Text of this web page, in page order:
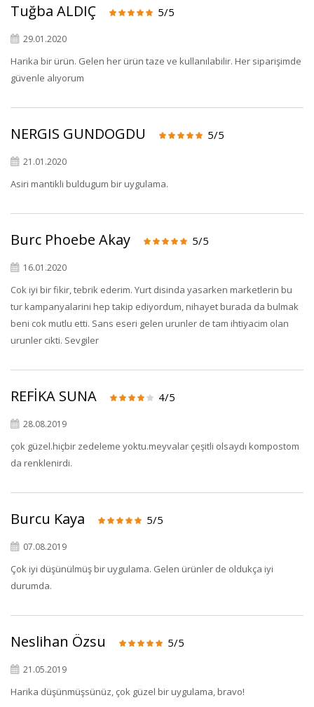
Tuğba ALDIÇ 5/5
29.01.2020
Harika bir ürün. Gelen her ürün taze ve kullanılabilir. Her siparişimde
güvenle alıyorum
NERGIS GUNDOGDU 5/5
21.01.2020
Asiri mantikli buldugum bir uygulama.
Burc Phoebe Akay 5/5
16.01.2020
Cok iyi bir fikir, tebrik ederim. Yurt disinda yasarken marketlerin bu
tur kampanyalarini hep takip ediyordum, nihayet burada da bulmak
beni cok mutlu etti. Sans eseri gelen urunler de tam ihtiyacim olan
urunler cikti. Sevgiler
REFİKA SUNA 4/5
28.08.2019
çok güzel.hiçbir zedeleme yoktu.meyvalar çeşitli olsaydı kompostom
da renklenirdi.
Burcu Kaya 5/5
07.08.2019
Çok iyi düşünülmüş bir uygulama. Gelen ürünler de oldukça iyi
durumda.
Neslihan Özsu 5/5
21.05.2019
Harika düşünmüşsünüz, çok güzel bir uygulama, bravo!